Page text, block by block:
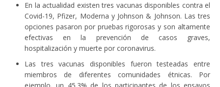
En la actualidad existen tres vacunas disponibles contra el
Covid-19, Pfizer, Moderna y Johnson & Johnson. Las tres
opciones pasaron por pruebas rigorosas y son altamente
efectivas en la prevención de casos graves,
hospitalización y muerte por coronavirus.
Las tres vacunas disponibles fueron testeadas entre
miembros de diferentes comunidades étnicas. Por